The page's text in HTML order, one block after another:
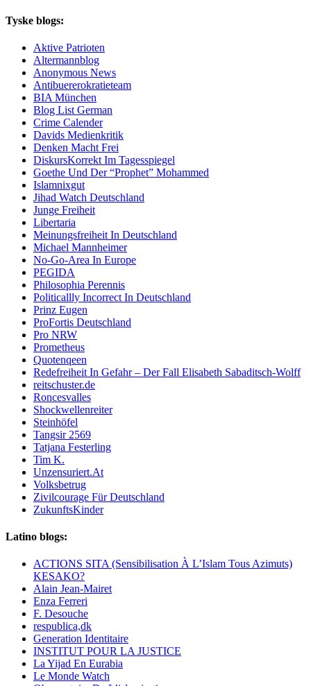
Tyske blogs:
Aktive Patrioten
Altermannblog
Anonymous News
Antibuererokratieteam
BIA München
Blog List German
Crime Calender
Davids Medienkritik
Denken Macht Frei
DiskursKorrekt Im Tagesspiegel
Goethe Und Der “Prophet” Mohammed
Islamnixgut
Jihad Watch Deutschland
Junge Freiheit
Libertaria
Meinungsfreiheit In Deutschland
Michael Mannheimer
No-Go-Area In Europe
PEGIDA
Philosophia Perennis
Politicallly Incorrect In Deutschland
Prinz Eugen
ProFortis Deutschland
Pro NRW
Prometheus
Quotenqeen
Redefreiheit In Gefahr – Der Fall Elisabeth Sabaditsch-Wolff
reitschuster.de
Roncesvalles
Shockwellenreiter
Steinhöfel
Tangsir 2569
Tatjana Festerling
Tim K.
Unzensuriert.At
Volksbetrug
Zivilcourage Für Deutschland
ZukunftsKinder
Latino blogs:
ACTIONS SITA (Sensibilisation À L’Islam Tous Azimuts)
KESAKO?
Alain Jean-Mairet
Enza Ferreri
F. Desouche
respublica,dk
Generation Identitaire
INSTITUT POUR LA JUSTICE
La Yijad En Eurabia
Le Monde Watch